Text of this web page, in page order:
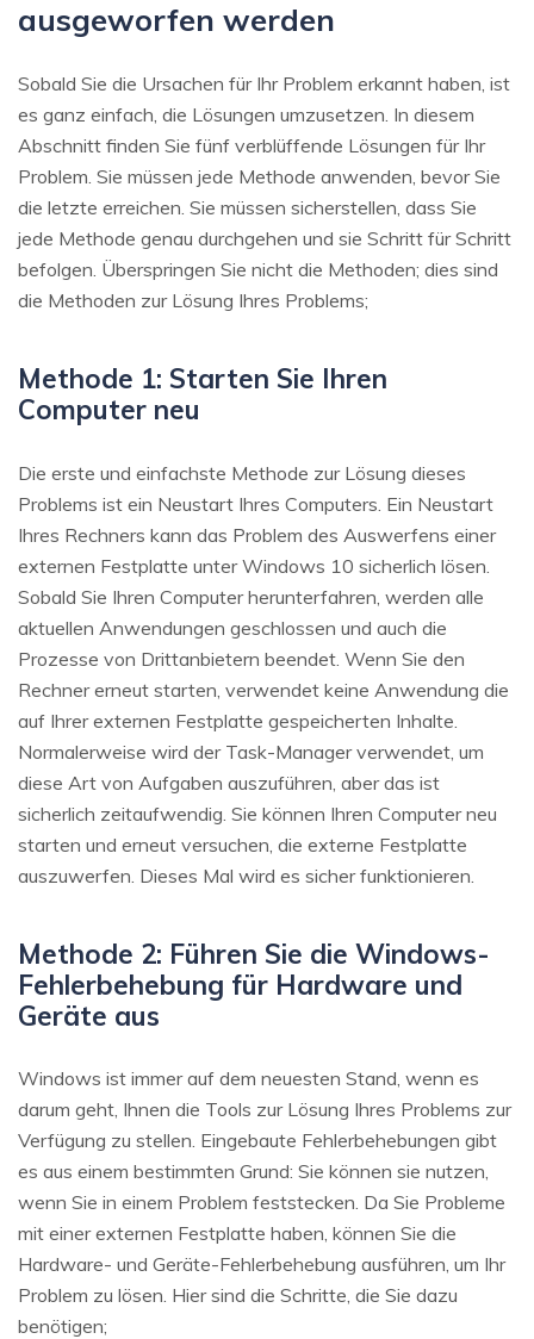
ausgeworfen werden
Sobald Sie die Ursachen für Ihr Problem erkannt haben, ist
es ganz einfach, die Lösungen umzusetzen. In diesem
Abschnitt finden Sie fünf verblüffende Lösungen für Ihr
Problem. Sie müssen jede Methode anwenden, bevor Sie
die letzte erreichen. Sie müssen sicherstellen, dass Sie
jede Methode genau durchgehen und sie Schritt für Schritt
befolgen. Überspringen Sie nicht die Methoden; dies sind
die Methoden zur Lösung Ihres Problems;
Methode 1: Starten Sie Ihren
Computer neu
Die erste und einfachste Methode zur Lösung dieses
Problems ist ein Neustart Ihres Computers. Ein Neustart
Ihres Rechners kann das Problem des Auswerfens einer
externen Festplatte unter Windows 10 sicherlich lösen.
Sobald Sie Ihren Computer herunterfahren, werden alle
aktuellen Anwendungen geschlossen und auch die
Prozesse von Drittanbietern beendet. Wenn Sie den
Rechner erneut starten, verwendet keine Anwendung die
auf Ihrer externen Festplatte gespeicherten Inhalte.
Normalerweise wird der Task-Manager verwendet, um
diese Art von Aufgaben auszuführen, aber das ist
sicherlich zeitaufwendig. Sie können Ihren Computer neu
starten und erneut versuchen, die externe Festplatte
auszuwerfen. Dieses Mal wird es sicher funktionieren.
Methode 2: Führen Sie die Windows-
Fehlerbehebung für Hardware und
Geräte aus
Windows ist immer auf dem neuesten Stand, wenn es
darum geht, Ihnen die Tools zur Lösung Ihres Problems zur
Verfügung zu stellen. Eingebaute Fehlerbehebungen gibt
es aus einem bestimmten Grund: Sie können sie nutzen,
wenn Sie in einem Problem feststecken. Da Sie Probleme
mit einer externen Festplatte haben, können Sie die
Hardware- und Geräte-Fehlerbehebung ausführen, um Ihr
Problem zu lösen. Hier sind die Schritte, die Sie dazu
benötigen;